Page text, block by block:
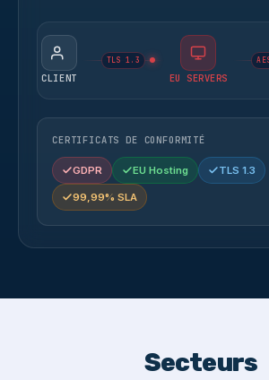
CLIENT
TLS 1.3
EU SERVERS
CERTIFICATS DE CONFORMITÉ
GDPR EU Hosting TLS 1.3
99,99% SLA
Secteurs